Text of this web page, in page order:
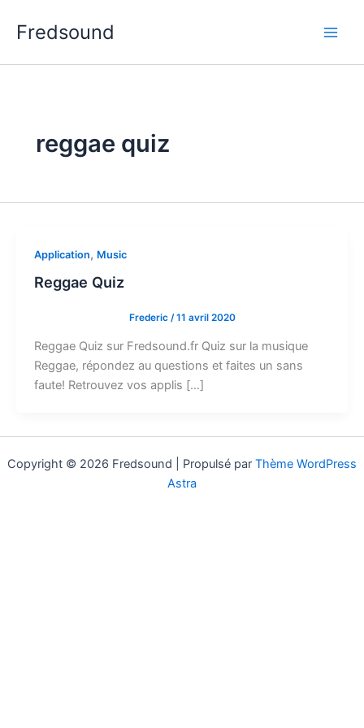
Fredsound
reggae quiz
Application, Music
Reggae Quiz
Frederic /11 avril 2020
Reggae Quiz sur Fredsound.fr Quiz sur la musique
Reggae, répondez au questions et faites un sans
faute! Retrouvez vos applis […]
Copyright © 2026 Fredsound | Propulsé par Thème WordPress
Astra